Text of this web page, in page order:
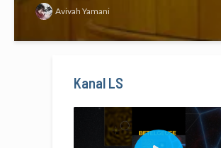
Avivah Yamani
Kanal LS